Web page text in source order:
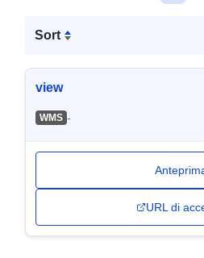
Sort
view
WMS -
URL di